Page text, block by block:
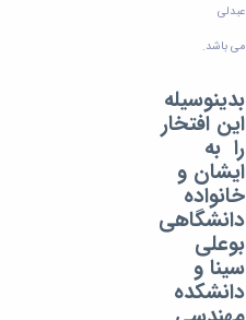
عبدلی
می باشد.
بدینوسیله
این افتخار
را به
ایشان و
خانواده
دانشگاهی
بوعلی
سینا و
دانشکده